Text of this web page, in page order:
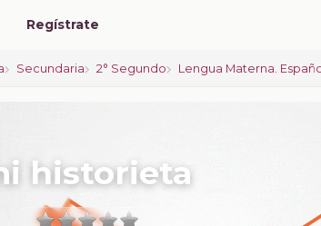
Regístrate
Secundaria 2° Segundo Lengua Materna.
historieta